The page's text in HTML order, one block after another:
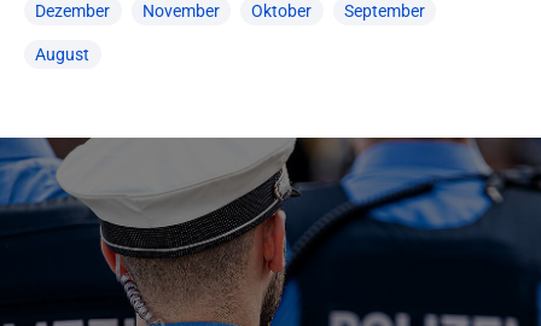
Dezember November Oktober September
August